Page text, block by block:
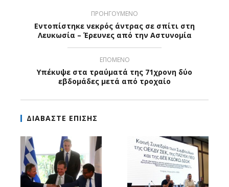
ΠΡΟΗΓΟΥΜΕΝΟ
Εντοπίστηκε νεκρός άντρας σε σπίτι στη
Λευκωσία – Έρευνες από την Αστυνομία
ΕΠΟΜΕΝΟ
Υπέκυψε στα τραύματά της 71χρονη δύο
εβδομάδες μετά από τροχαίο
ΔΙΑΒΑΣΤΕ ΕΠΙΣΗΣ